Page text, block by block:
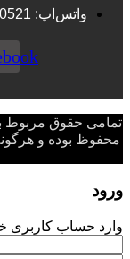
واتس‌‌اپ: 09385670521
تمامی حقوق مربوط
ورود
وارد حساب کاربری